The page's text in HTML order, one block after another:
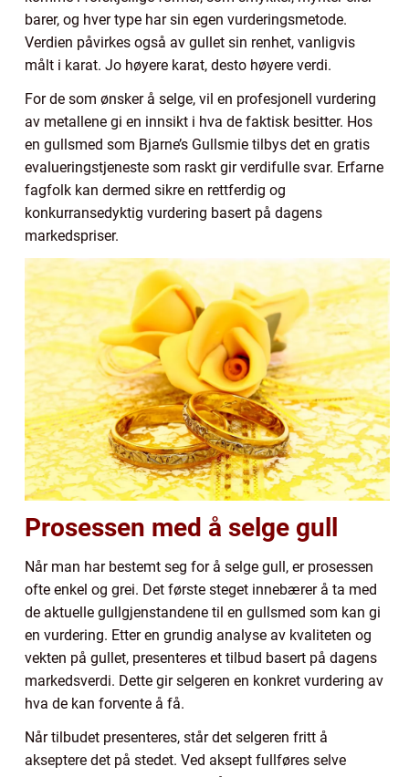
barer, og hver type har sin egen vurderingsmetode.
Verdien påvirkes også av gullet sin renhet, vanligvis
målt i karat. Jo høyere karat, desto høyere verdi.
For de som ønsker å selge, vil en profesjonell vurdering
av metallene gi en innsikt i hva de faktisk besitter. Hos
en gullsmed som Bjarne’s Gullsmie tilbys det en gratis
evalueringstjeneste som raskt gir verdifulle svar. Erfarne
fagfolk kan dermed sikre en rettferdig og
konkurransedyktig vurdering basert på dagens
markedspriser.
Prosessen med å selge gull
Når man har bestemt seg for å selge gull, er prosessen
ofte enkel og grei. Det første steget innebærer å ta med
de aktuelle gullgjenstandene til en gullsmed som kan gi
en vurdering. Etter en grundig analyse av kvaliteten og
vekten på gullet, presenteres et tilbud basert på dagens
markedsverdi. Dette gir selgeren en konkret vurdering av
hva de kan forvente å få.
Når tilbudet presenteres, står det selgeren fritt å
akseptere det på stedet. Ved aksept fullføres selve